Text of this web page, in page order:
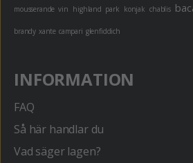
mousserande vin highland park konjak chablis
brandy xante campari glenfiddich
INFORMATION
FAQ
Så här handlar du
Vad säger lagen?